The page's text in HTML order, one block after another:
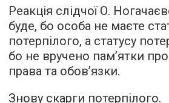
Реакція слідчої О.
буде, бо особа не маєте
потерпілого, а статусу
бо не вручено пам’ятки
права та обов’язки.
Знову скарги потерпілого.